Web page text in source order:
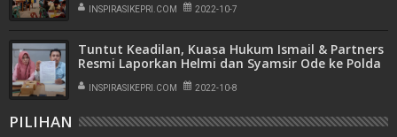
INSPIRASIKEPRI.COM 2022-10-7
Tuntut Keadilan, Kuasa Hukum Ismail & Partners
Resmi Laporkan Helmi dan Syamsir Ode ke Polda
INSPIRASIKEPRI.COM 2022-10-8
PILIHAN